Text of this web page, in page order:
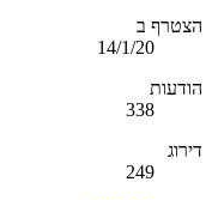
הצטרף ב
14/1/20
הודעות
338
דירוג
249